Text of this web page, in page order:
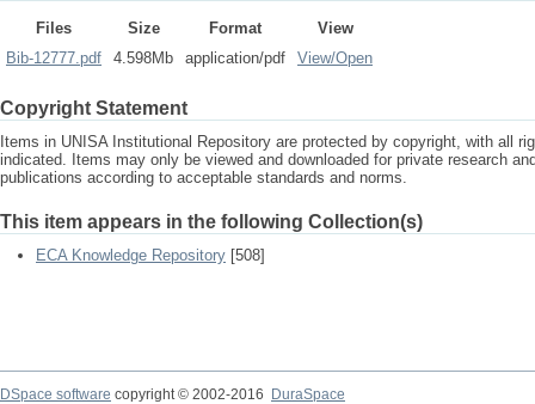
Files Size Format
View
Bib-12777.pdf
4.598Mb application/pdf View/Open
Copyright Statement
Items in UNISA Institutional Repository are protected by copyright, with all
indicated. Items may only be viewed and downloaded for private research
publications according to acceptable standards and norms.
This item appears in the following Collection(s)
ECA Knowledge Repository [508]
DSpace software copyright © 2002-2016
DuraSpace